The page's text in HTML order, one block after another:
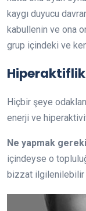
kaygı duyucu
kabullenin ve ona
grup içindeki ve
Hiperaktiflik
Hiçbir şeye
enerji ve
Ne yapmak
içindeyse o
bizzat ilgilenilebilir